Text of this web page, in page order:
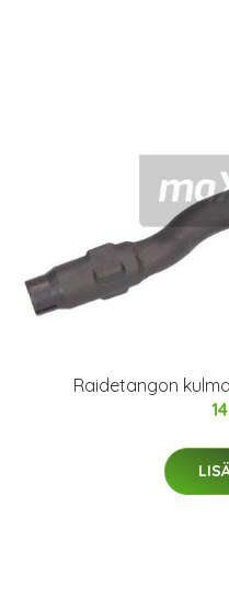
Raidetangon